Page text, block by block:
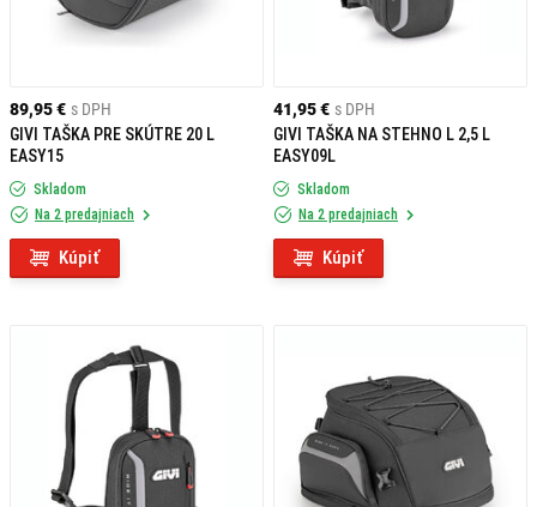
89,95 € s DPH
GIVI TAŠKA PRE SKÚTRE 20 L
EASY15
Skladom
Na 2 predajniach
Kúpiť
41,95 € s DPH
GIVI TAŠKA NA STEHNO L 2,5 L
EASY09L
Skladom
Na 2 predajniach
Kúpiť